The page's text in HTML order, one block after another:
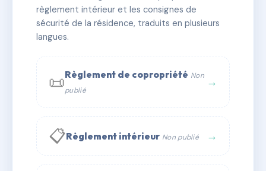
✓ Immatriculée 🏠 30 lots 🏗 5 bâtiment(s)
📞 Contacter Syndic Digital
règlement intérieur et les consignes de
sécurité de la résidence, traduits en plusieurs
langues.
📜Règlement de copropriété Non
publié
→
📋Règlement intérieur Non publié →